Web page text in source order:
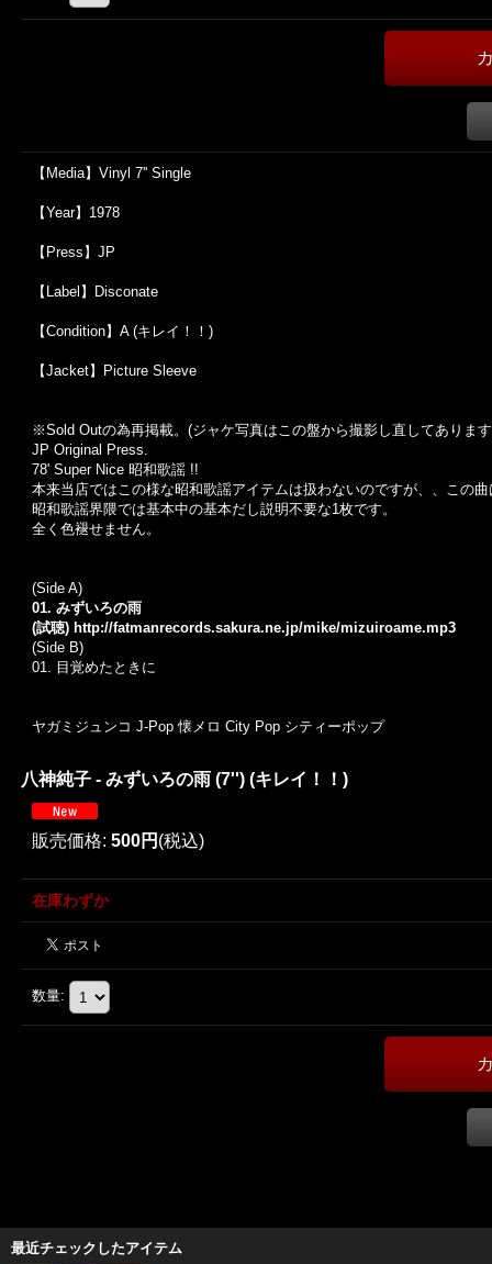
【Media】Vinyl 7'' Single
【Year】1978
【Press】JP
【Label】Disconate
【Condition】A (キレイ！！)
【Jacket】Picture Sleeve
※Sold Outの為再掲載。 (ジャケ写真はこの盤から撮影し直してありま
JP Original Press.
78' Super Nice 昭和歌謡 !!
本来当店ではこの様な昭和歌謡アイテムは扱わないのですが、、この
昭和歌謡界隈では基本中の基本だし説明不要な1枚です。
全く色褪せません。
(Side A)
01. みずいろの雨
(試聴) http://fatmanrecords.sakura.ne.jp/mike/mizuiroame.mp3
(Side B)
01. 目覚めたときに
ヤガミジュンコ J-Pop 懐メロ City Pop シティーポップ
八神純子 - みずいろの雨 (7'') (キレイ！！)
販売価格: 500円 (税込)
在庫わずか
数量:
最近チェックしたアイテム